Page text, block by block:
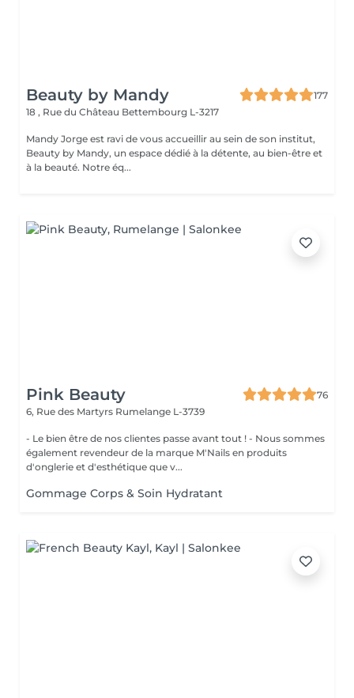
Beauty by Mandy
177
18 , Rue du Château Bettembourg L-3217
Mandy Jorge est ravi de vous accueillir au sein de son institut,
Beauty by Mandy, un espace dédié à la détente, au bien-être et
à la beauté. Notre éq...
Pink Beauty
76
6, Rue des Martyrs Rumelange L-3739
- Le bien être de nos clientes passe avant tout ! - Nous sommes
également revendeur de la marque M'Nails en produits
d'onglerie et d'esthétique que v...
Gommage Corps & Soin Hydratant